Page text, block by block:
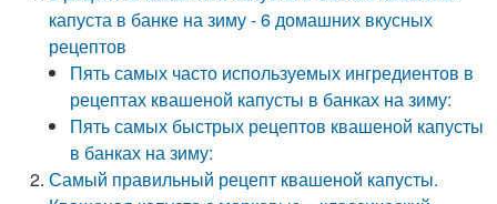
капуста в банке на зиму - 6 домашних вкусных
рецептов
Пять самых часто используемых ингредиентов в
рецептах квашеной капусты в банках на зиму:
Пять самых быстрых рецептов квашеной капусты
в банках на зиму:
Самый правильный рецепт квашеной капусты.